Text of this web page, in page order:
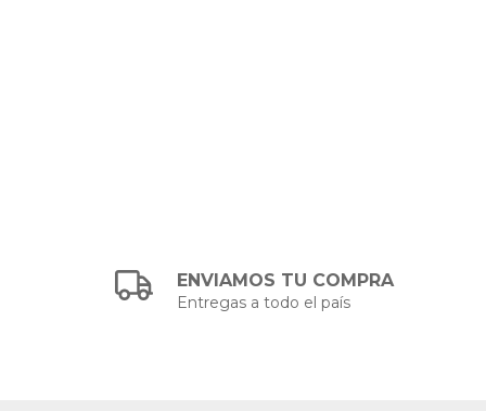
ENVIAMOS TU COMPRA
Entregas a todo el país